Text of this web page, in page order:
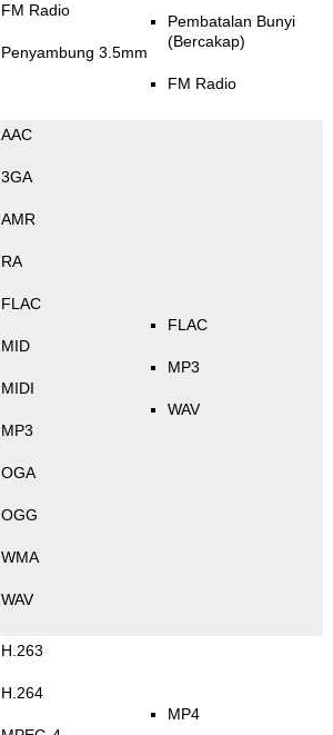
FM Radio
Penyambung 3.5mm
Pembatalan Bunyi
(Bercakap)
FM Radio
AAC
3GA
AMR
RA
FLAC
MID
MIDI
MP3
OGA
OGG
WMA
WAV
FLAC
MP3
WAV
H.263
H.264
MP4